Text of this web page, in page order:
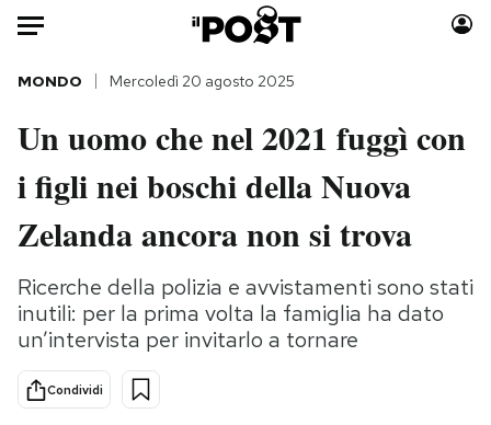
Auto
HOME
Italia
Politica
Tecnologia
Internet
Scienza
Cultura
Economia
Moda
Consumismi
Storie/Idee
Ok Boomer!
Media
MONDO Mercoledì 20 agosto 2025
Un uomo che nel 2021 fuggì con
i figli nei boschi della Nuova
Zelanda ancora non si trova
Ricerche della polizia e avvistamenti sono stati
inutili: per la prima volta la famiglia ha dato
un’intervista per invitarlo a tornare
Condividi